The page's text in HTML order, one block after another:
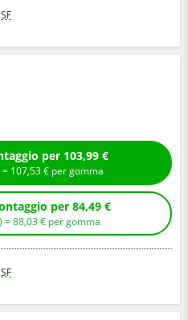
Compra con montaggio per 103,99 €
) = 107,53€ per gomma
Compra senza montaggio per 84,49 €
) =88,03 € per gomma